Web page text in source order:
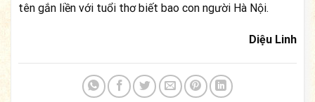
tên gắn liền với tuổi thơ biết bao con người Hà Nội.
Diệu Linh